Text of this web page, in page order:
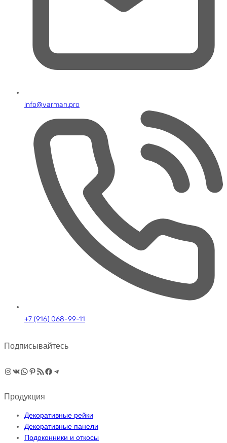
info@varman.pro
+7 (916) 068-99-11
Подписывайтесь
Instagram
ВКонтакте
WhatsApp
Pinterest
RSS-рассылка
Facebook
Telegram
Продукция
Декоративные рейки
Декоративные панели
Подоконники и откосы